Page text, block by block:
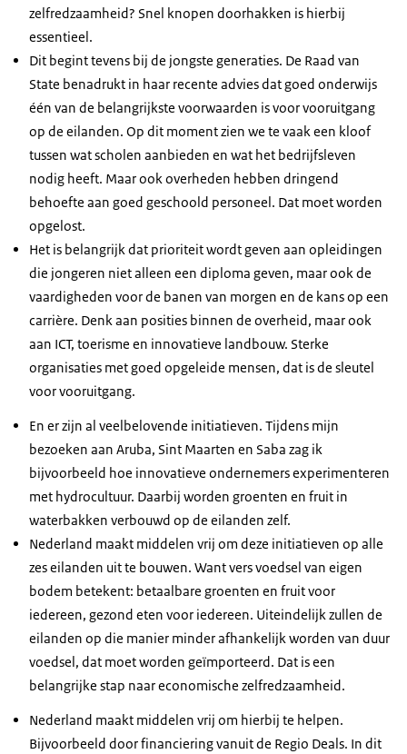
zelfredzaamheid? Snel knopen doorhakken is hierbij
essentieel.
Dit begint tevens bij de jongste generaties. De Raad van
State benadrukt in haar recente advies dat goed onderwijs
één van de belangrijkste voorwaarden is voor vooruitgang
op de eilanden. Op dit moment zien we te vaak een kloof
tussen wat scholen aanbieden en wat het bedrijfsleven
nodig heeft. Maar ook overheden hebben dringend
behoefte aan goed geschoold personeel. Dat moet worden
opgelost.
Het is belangrijk dat prioriteit wordt geven aan opleidingen
die jongeren niet alleen een diploma geven, maar ook de
vaardigheden voor de banen van morgen en de kans op een
carrière. Denk aan posities binnen de overheid, maar ook
aan ICT, toerisme en innovatieve landbouw. Sterke
organisaties met goed opgeleide mensen, dat is de sleutel
voor vooruitgang.
En er zijn al veelbelovende initiatieven. Tijdens mijn
bezoeken aan Aruba, Sint Maarten en Saba zag ik
bijvoorbeeld hoe innovatieve ondernemers experimenteren
met hydrocultuur. Daarbij worden groenten en fruit in
waterbakken verbouwd op de eilanden zelf.
Nederland maakt middelen vrij om deze initiatieven op alle
zes eilanden uit te bouwen. Want vers voedsel van eigen
bodem betekent: betaalbare groenten en fruit voor
iedereen, gezond eten voor iedereen. Uiteindelijk zullen de
eilanden op die manier minder afhankelijk worden van duur
voedsel, dat moet worden geïmporteerd. Dat is een
belangrijke stap naar economische zelfredzaamheid.
Nederland maakt middelen vrij om hierbij te helpen.
Bijvoorbeeld door financiering vanuit de Regio Deals. In dit